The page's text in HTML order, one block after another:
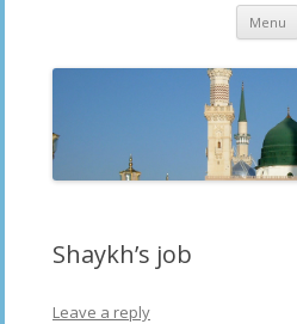
Menu
Shaykh’s job
Leave a reply